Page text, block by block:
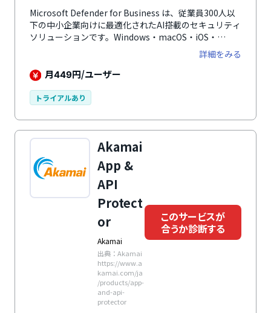
Microsoft Defender for Business は、従業員300人以
下の中小企業向けに最適化されたAI搭載のセキュリティ
ソリューションです。Windows・macOS・iOS・
Android™ に対応し、次世代ウイルス対策や自動攻撃妨
害機能を通じて、ランサムウェアやマルウェア、フィッ
シングなどの脅威からデバイスを保護。脆弱性の優先順
備え、運用負荷を軽減します。
詳細をみる
月449円/ユーザー
トライアルあり
Akamai
App &
API
Protect
or
Akamai
出典：Akamai
https://www.a
kamai.com/ja
/products/app-
and-api-
protector
このサービスが
合うか診断する